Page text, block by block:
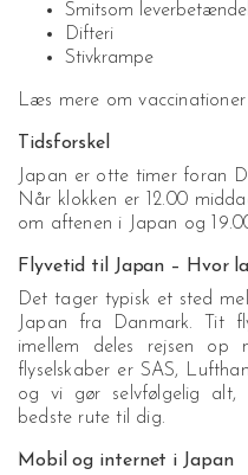
Smitsom
Difteri
Stivkrampe
Læs mere om
Tidsforskel
Japan er otte timer foran
Når klokken er 12.00
om aftenen i Japan og
Flyvetid til Japan – Hvor
Det tager typisk et sted
Japan fra Danmark. Tit
imellem deles rejsen op
flyselskaber er SAS,
og vi gør selvfølgelig
bedste rute til dig.
Mobil og internet i Japan